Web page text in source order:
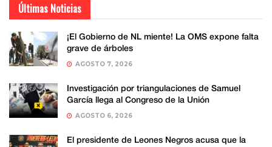
Últimas Noticias
¡El Gobierno de NL miente! La OMS expone falta
grave de árboles
AGOSTO 7, 2026
Investigación por triangulaciones de Samuel
García llega al Congreso de la Unión
AGOSTO 6, 2026
El presidente de Leones Negros acusa que la